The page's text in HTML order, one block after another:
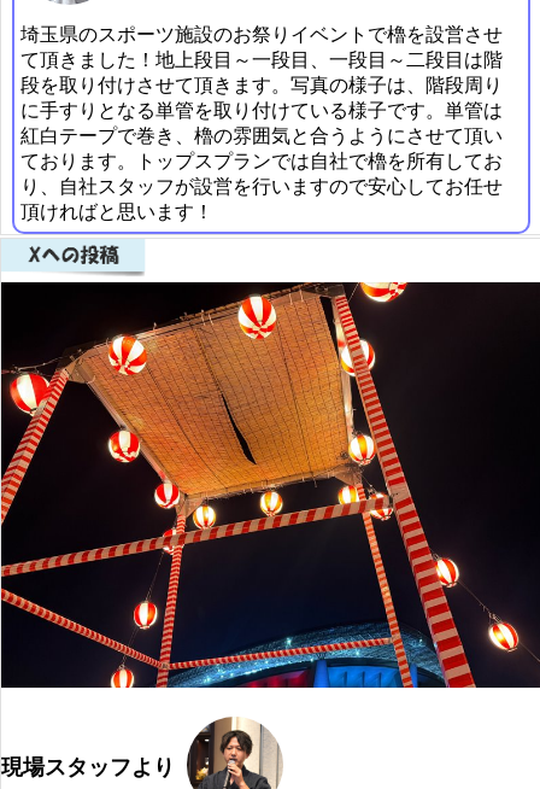
埼玉県のスポーツ施設のお祭りイベントで櫓を設営させ
て頂きました！地上段目～一段目、一段目～二段目は階
段を取り付けさせて頂きます。写真の様子は、階段周り
に手すりとなる単管を取り付けている様子です。単管は
紅白テープで巻き、櫓の雰囲気と合うようにさせて頂い
ております。トップスプランでは自社で櫓を所有してお
り、自社スタッフが設営を行いますので安心してお任せ
頂ければと思います！
現場スタッフより